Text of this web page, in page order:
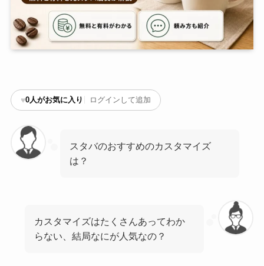
♥0人がお気に入り ログインして追加
スタバのおすすめのカスタマイズ
は？
カスタマイズはたくさんあってわか
らない、結局なにが人気なの？